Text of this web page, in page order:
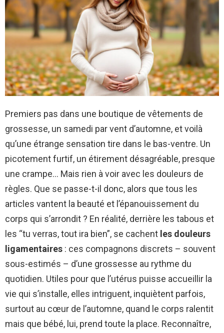
Premiers pas dans une boutique de vêtements de
grossesse, un samedi par vent d’automne, et voilà
qu’une étrange sensation tire dans le bas-ventre. Un
picotement furtif, un étirement désagréable, presque
une crampe… Mais rien à voir avec les douleurs de
règles. Que se passe-t-il donc, alors que tous les
articles vantent la beauté et l’épanouissement du
corps qui s’arrondit ? En réalité, derrière les tabous et
les “tu verras, tout ira bien”, se cachent les douleurs
ligamentaires : ces compagnons discrets – souvent
sous-estimés – d’une grossesse au rythme du
quotidien. Utiles pour que l’utérus puisse accueillir la
vie qui s’installe, elles intriguent, inquiètent parfois,
surtout au cœur de l’automne, quand le corps ralentit
mais que bébé, lui, prend toute la place. Reconnaître,